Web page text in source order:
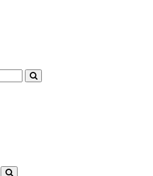
Search
Search